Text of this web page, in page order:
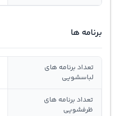
برنامه ها
تعداد برنامه های
لباسشویی
تعداد برنامه های
ظرفشویی